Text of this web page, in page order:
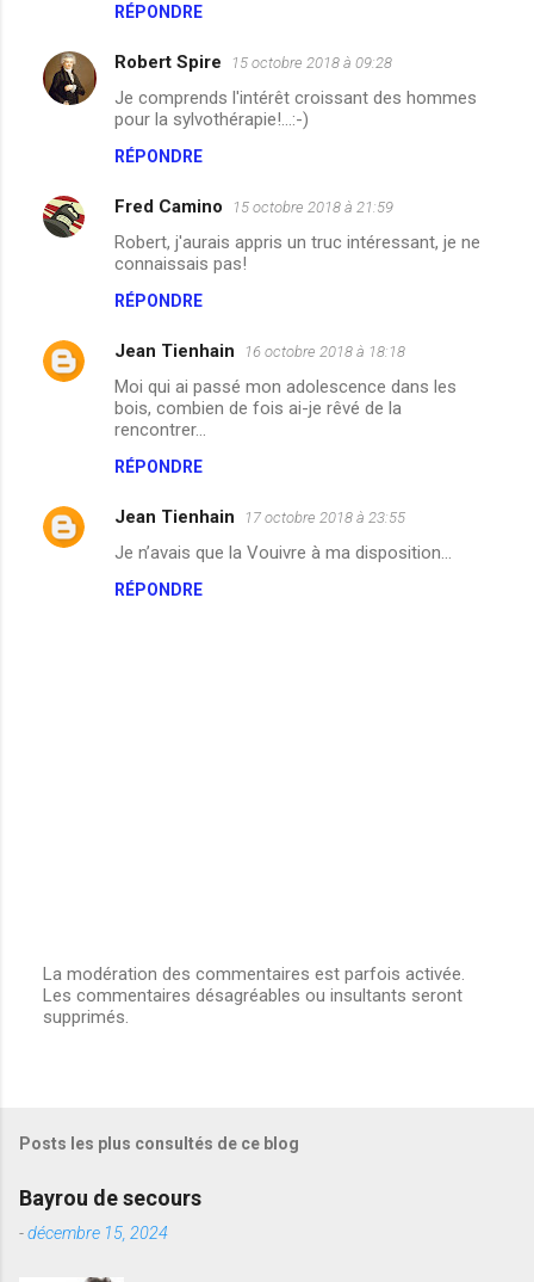
a
i
s
RÉPONDRE
Robert Spire 15 octobre 2018 à 09:28
Je comprends l'intérêt croissant des hommes
pour la sylvothérapie!...:-)
RÉPONDRE
Fred Camino 15 octobre 2018 à 21:59
Robert, j'aurais appris un truc intéressant, je ne
connaissais pas!
RÉPONDRE
Jean Tienhain 16 octobre 2018 à 18:18
Moi qui ai passé mon adolescence dans les
bois, combien de fois ai-je rêvé de la
rencontrer…
RÉPONDRE
Jean Tienhain 17 octobre 2018 à 23:55
Je n’avais que la Vouivre à ma disposition...
RÉPONDRE
E
n
t
e
r
u
La modération des commentaires est parfois activée.
Les commentaires désagréables ou insultants seront
supprimés.
Posts les plus consultés de ce blog
Bayrou de secours
-décembre 15, 2024